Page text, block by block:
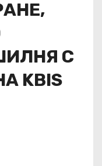
С
KBIS